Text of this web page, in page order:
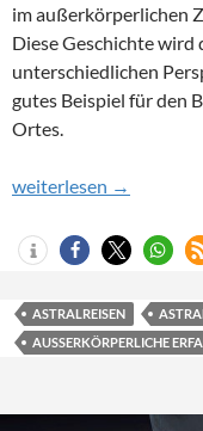
im außerkörperlichen
Diese Geschichte wird
unterschiedlichen
gutes Beispiel für den
Ortes.
Die zwei Inseln
weiterlesen →
ASTRALREISEN
AUSSERKÖRPERLICHE